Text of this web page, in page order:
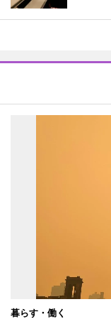
暮らす・働く